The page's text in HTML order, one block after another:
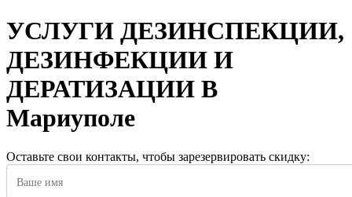
УСЛУГИ ДЕЗИНСПЕКЦИИ,
ДЕЗИНФЕКЦИИ И
ДЕРАТИЗАЦИИ В
Мариуполе
Оставьте свои контакты, чтобы зарезервировать скидку: